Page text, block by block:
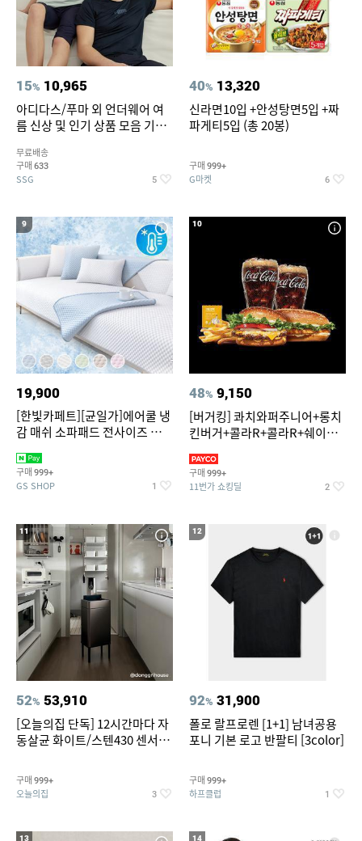
15% 10,965
아디다스/푸마 외 언더웨어 여
름 신상 및 인기 상품 모음 기획
무료배송
구매 633
SSG 5
40% 13,320
신라면10입 +안성탕면5입 +짜
파게티5입 (총 20봉)
구매 999+
G마켓 6
9
19,900
[한빛카페트][균일가]에어쿨 냉
감 매쉬 소파패드 전사이즈 균일
구매 999+
GS SHOP 1
10
48% 9,150
[버거킹] 콰치와퍼주니어+롱치
킨버거+콜라R+콜라R+쉐이킹
구매 999+
11번가 쇼킹딜 2
11
52% 53,910
[오늘의집 단독] 12시간마다 자
동살균 화이트/스텐430 센서휴
구매 999+
오늘의집 3
12
92% 31,900
폴로 랄프로렌 [1+1] 남녀공용
포니 기본 로고 반팔티 [3color]
구매 999+
하프클럽 1
13 14